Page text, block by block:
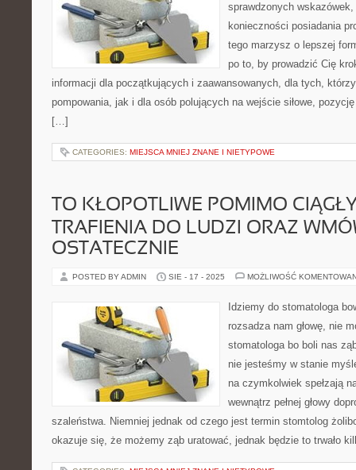
sprawdzonych
konieczności posiadania
tego marzysz o lepszej
po to, by prowadzić Cię
informacji dla początkujących i zaawansowanych, dla tych,
pompowania, jak i dla osób polujących na wejście siłowe,
[…]
CATEGORIES: MIEJSCA MNIEJ ZNANE I NIETYPOWE
TO KŁOPOTLIWE POMIMO
TRAFIENIA DO LUDZI ORAZ
OSTATECZNIE
POSTED BY ADMIN SIE - 17 - 2025 MOŻLIWOŚĆ
Idziemy do stomatologa
rozsadza nam głowę, nie
stomatologa bo boli nas
nie jesteśmy w stanie
na czymkolwiek spełzają
wewnątrz pełnej głowy
szaleństwa. Niemniej jednak od czego jest termin stomtolog
okazuje się, że możemy ząb uratować, jednak będzie to trwało